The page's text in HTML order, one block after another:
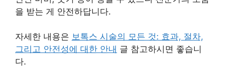
을 받는 게 안전하답니다.
자세한 내용은 보톡스 시술의 모든 것: 효과, 절차,
그리고 안전성에 대한 안내 글 참고하시면 좋습니
다.